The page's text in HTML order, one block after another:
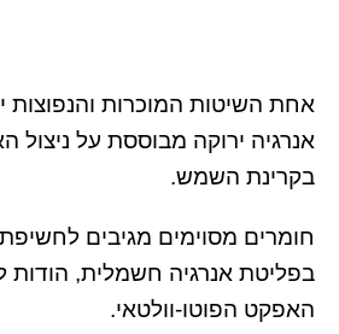
אחת השיטות המוכרות והנפוצות
אנרגיה ירוקה מבוססת על ניצול
בקרינת השמש.
חומרים מסוימים מגיבים
בפליטת אנרגיה חשמלית,
האפקט הפוטו-וולטאי.